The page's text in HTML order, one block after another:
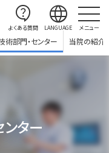
術部門・センター 当院の紹介
contact_support
よくある質問
language
LANGUAGE メニュー
ンター